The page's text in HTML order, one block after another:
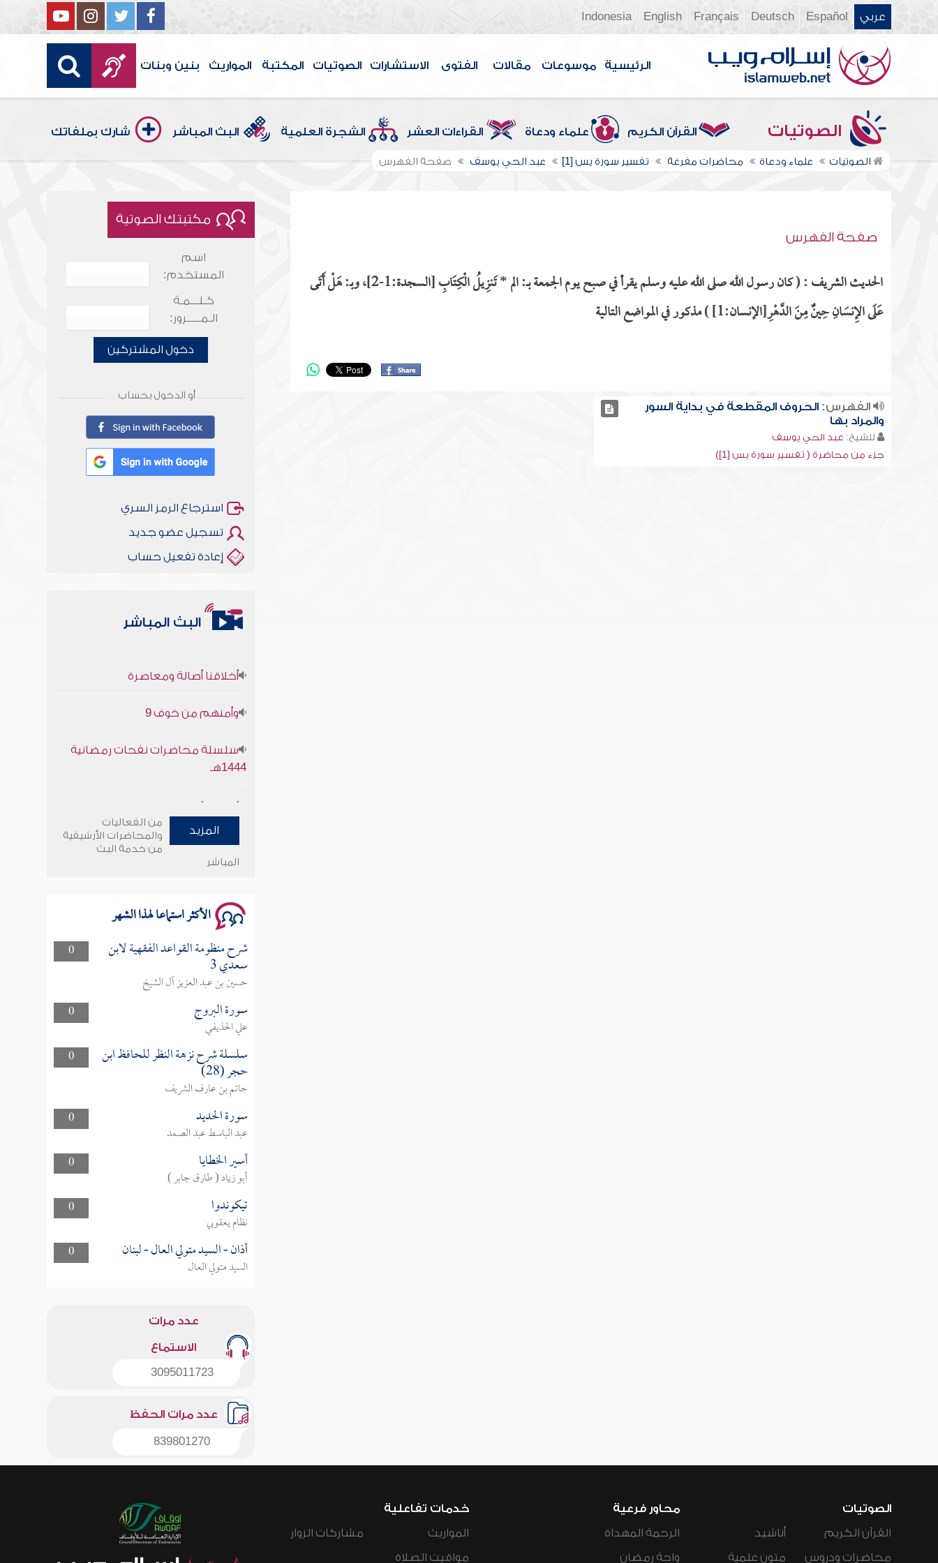
عربي Español
Deutsch
Français
English
Indonesia
الرئيسية موسوعات مقالات الفتوى الاستشارات الصوتيات المكتبة المواريث بنين وبنات
الصوتيات القرآن الكريم علماء ودعاة القراءات العشر الشجرة العلمية البث المباشر شارك بملفاتك
الصوتيات علماء ودعاة محاضرات مفرغة تفسير سورة يس [1] عبد الحي يوسف صفحة الفهرس
صفحة الفهرس
الحديث الشريف : ( كان رسول الله صلى الله عليه وسلم يقرأ في صبح يوم الجمعة بــ: الم * تَنزِيلُ الْكِتَابِ [السجدة:1-2]، وبـ: هَلْ أَتَى
عَلَى الإِنسَانِ حِينٌ مِنَ الدَّهْرِ[الإنسان:1] ) مذكور في المواضع التالية
الفهرس:الحروف المقطعة في بداية السور
والمراد بها
للشيخ: عبد الحي يوسف
جزء من محاضرة ( تفسير سورة يس [1])
مكتبتك الصوتية
اسم
المستخدم:
كـلـــمـة
الـمـــــرور:
دخول المشتركين
أو الدخول بحساب
استرجاع الرمز السري
تسجيل عضو جديد
إعادة تفعيل حساب
البث المباشر
1444هـ
وأمنهم من خوف 9
سلسلة محاضرات نفحات رمضانية
المزيد
من الفعاليات
والمحاضرات الأرشيفية
من خدمة البث
المباشر
الأكثر استماعا لهذا الشهر
0 شرح منظومة القواعد الفقهية لابن
سعدي 3
حسين بن عبد العزيز آل الشيخ
0
سورة البروج
علي الحذيفي
0
سلسلة شرح نزهة النظر للحافظ ابن
حجر (28)
حاتم بن عارف الشريف
0
سورة الحديد
عبد الباسط عبد الصمد
0
أسير الخطايا
أبو زياد ( طارق جابر )
0
تيكوندوا
نظام يعقوبي
0
أذان - السيد متولي العال - لبنان
السيد متولي العال
عدد مرات
الاستماع
3095011723
عدد مرات الحفظ
839801270
الصوتيات
القرآن الكريم
محاضرات ودروس
أناشيد
متون علمية
محاور فرعية
الرحمة المهداة
واحة رمضان
خدمات تفاعلية
المواريث
مواقيت الصلاة
مشاركات الزوار